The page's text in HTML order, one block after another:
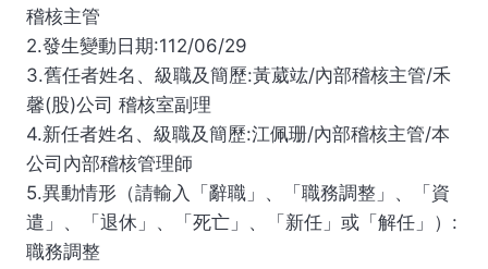
稽核主管
2.發生變動日期:112/06/29
3.舊任者姓名、級職及簡歷:黃葳竑/內部稽核主管/禾
馨(股)公司 稽核室副理
4.新任者姓名、級職及簡歷:江佩珊/內部稽核主管/本
公司內部稽核管理師
5.異動情形（請輸入「辭職」、「職務調整」、「資
遣」、「退休」、「死亡」、「新任」或「解任」）:
職務調整